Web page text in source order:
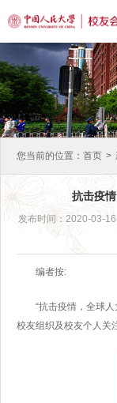
您当前的位置： 首页 >
抗击疫
发布时间：2020-03-16
编者按:
“抗击疫情，全球
校友组织及校友个人关